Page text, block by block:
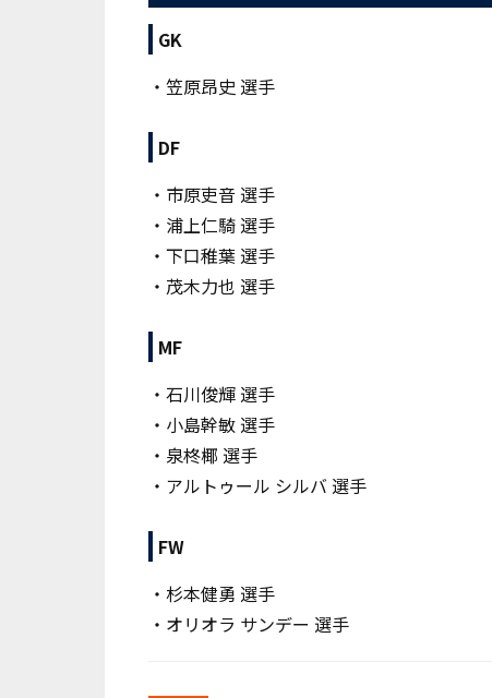
GK
・笠原昂史 選手
DF
・市原吏音 選手
・浦上仁騎 選手
・下口稚葉 選手
・茂木力也 選手
MF
・石川俊輝 選手
・小島幹敏 選手
・泉柊椰 選手
・アルトゥール シルバ 選手
FW
・杉本健勇 選手
・オリオラ サンデー 選手